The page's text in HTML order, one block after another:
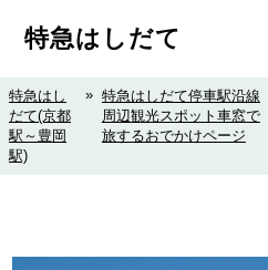
特急はしだて
特急はし
だて(京都
駅～豊岡
駅)
» 特急はしだて停車駅沿線
周辺観光スポット車窓で
旅するおでかけページ